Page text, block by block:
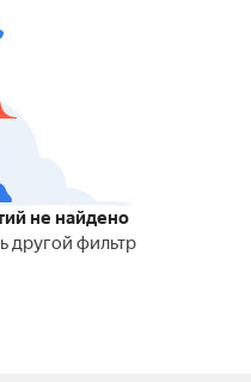
не найдено
другой фильтр